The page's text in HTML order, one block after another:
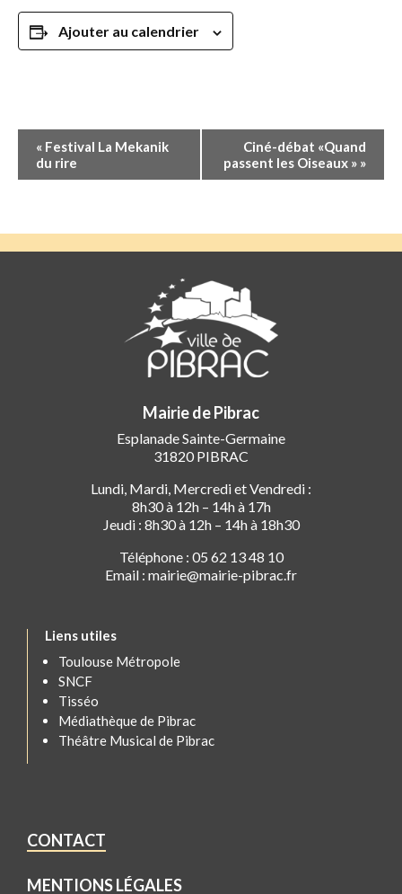
Ajouter au calendrier
Navigation
Évènement
« Festival La Mekanik
du rire
Ciné-débat «Quand
passent les Oiseaux » »
Mairie de Pibrac
Esplanade Sainte-Germaine
31820 PIBRAC
Lundi, Mardi, Mercredi et Vendredi :
8h30 à 12h – 14h à 17h
Jeudi : 8h30 à 12h – 14h à 18h30
Téléphone : 05 62 13 48 10
Email : mairie@mairie-pibrac.fr
Liens utiles
Toulouse Métropole
SNCF
Tisséo
Médiathèque de Pibrac
Théâtre Musical de Pibrac
CONTACT
MENTIONS LÉGALES